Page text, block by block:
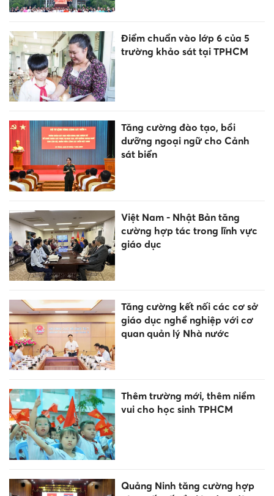
Điểm chuẩn vào lớp 6 của 5
trường khảo sát tại TPHCM
Tăng cường đào tạo, bồi
dưỡng ngoại ngữ cho Cảnh
sát biển
Việt Nam - Nhật Bản tăng
cường hợp tác trong lĩnh vực
giáo dục
Tăng cường kết nối các cơ sở
giáo dục nghề nghiệp với cơ
quan quản lý Nhà nước
Thêm trường mới, thêm niềm
vui cho học sinh TPHCM
Quảng Ninh tăng cường hợp